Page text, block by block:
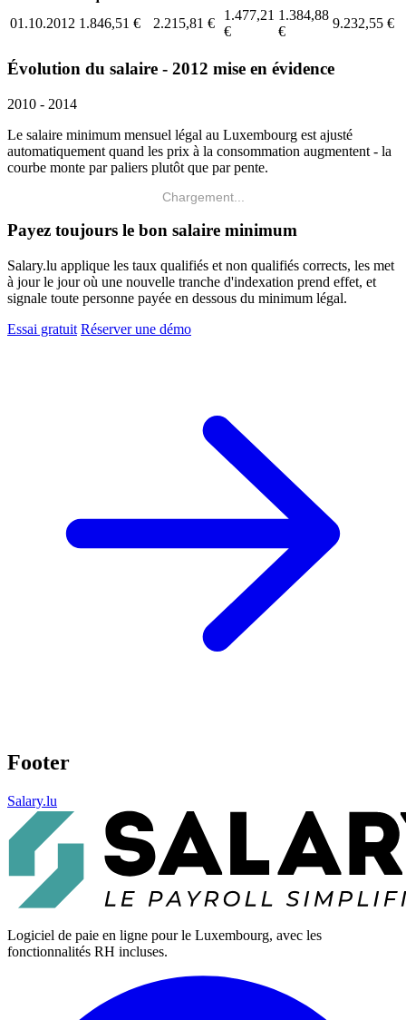
01.10.2012 1.846,51 € 2.215,81 €
1.477,21
€
1.384,88
€
9.232,55 €
Évolution du salaire - 2012 mise en évidence
2010 - 2014
Le salaire minimum mensuel légal au Luxembourg est ajusté
automatiquement quand les prix à la consommation augmentent - la
courbe monte par paliers plutôt que par pente.
Chargement...
Payez toujours le bon salaire minimum
Salary.lu applique les taux qualifiés et non qualifiés corrects, les met
à jour le jour où une nouvelle tranche d'indexation prend effet, et
signale toute personne payée en dessous du minimum légal.
Essai gratuit Réserver une démo
Footer
Salary.lu
Logiciel de paie en ligne pour le Luxembourg, avec les
fonctionnalités RH incluses.